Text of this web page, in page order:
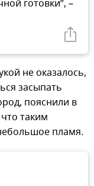
готовки”, –
не оказалось,
засыпать
пояснили в
таким
пламя.